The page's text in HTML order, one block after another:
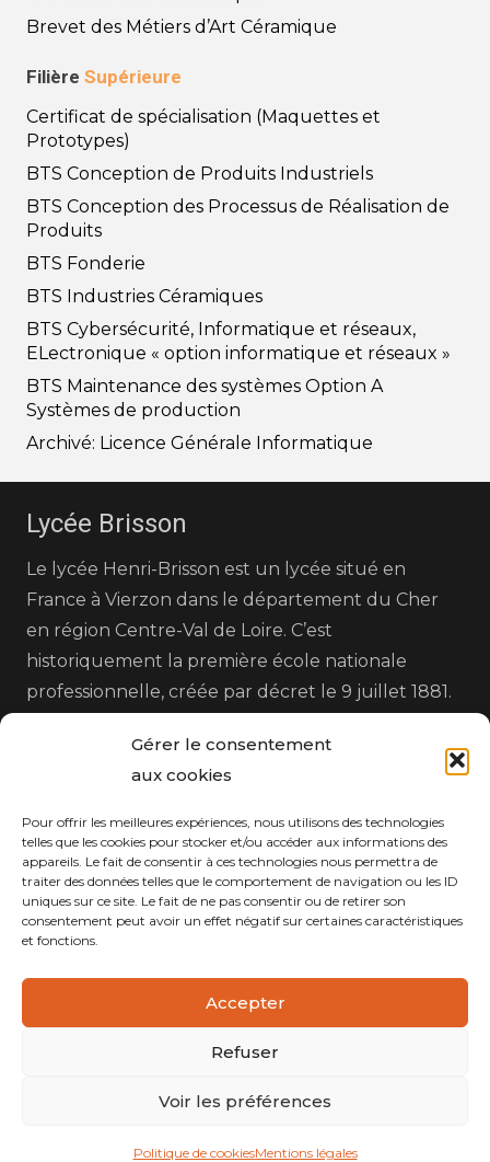
Gérer le consentement
aux cookies
Pour offrir les meilleures expériences, nous utilisons des technologies
telles que les cookies pour stocker et/ou accéder aux informations des
appareils. Le fait de consentir à ces technologies nous permettra de
traiter des données telles que le comportement de navigation ou les ID
uniques sur ce site. Le fait de ne pas consentir ou de retirer son
consentement peut avoir un effet négatif sur certaines caractéristiques
et fonctions.
Accepter
Refuser
Voir les préférences
Politique de cookiesMentions légales
Brevet des Métiers d’Art Céramique
Filière Supérieure
Certificat de spécialisation (Maquettes et
Prototypes)
BTS Conception de Produits Industriels
BTS Conception des Processus de Réalisation de
Produits
BTS Fonderie
BTS Industries Céramiques
BTS Cybersécurité, Informatique et réseaux,
ELectronique « option informatique et réseaux »
BTS Maintenance des systèmes Option A
Systèmes de production
Archivé: Licence Générale Informatique
Lycée Brisson
Le lycée Henri-Brisson est un lycée situé en
France à Vierzon dans le département du Cher
en région Centre-Val de Loire. C’est
historiquement la première école nationale
professionnelle, créée par décret le 9 juillet 1881.
Nos Coordonnées
home
25 Avenue Henri Brisson, 18100 Vierzon
de Confidentialités